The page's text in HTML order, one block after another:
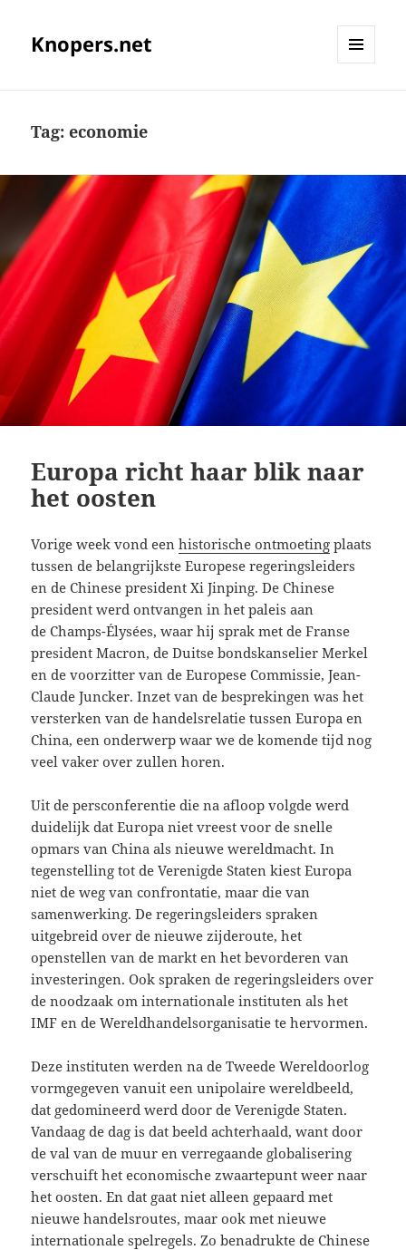
Knopers.net
Tag:economie
Europa richt haar blik naar
het oosten
Vorige week vond eenhistorische ontmoeting plaats
tussen de belangrijkste Europese regeringsleiders
en de Chinese president Xi Jinping. De Chinese
president werd ontvangen in het paleis aan
de Champs-Élysées, waar hij sprak met de Franse
president Macron, de Duitse bondskanselier Merkel
en de voorzitter van de Europese Commissie, Jean-
Claude Juncker. Inzet van de besprekingen was het
versterken van de handelsrelatie tussen Europa en
China, een onderwerp waar we de komende tijd nog
veel vaker over zullen horen.
Uit de persconferentie die na afloop volgde werd
duidelijk dat Europa niet vreest voor de snelle
opmars van China als nieuwe wereldmacht. In
tegenstelling tot de Verenigde Staten kiest Europa
niet de weg van confrontatie, maar die van
samenwerking. De regeringsleiders spraken
uitgebreid over de nieuwe zijderoute, het
openstellen van de markt en het bevorderen van
investeringen. Ook spraken de regeringsleiders over
de noodzaak om internationale instituten als het
IMF en de Wereldhandelsorganisatie te hervormen.
Deze instituten werden na de Tweede Wereldoorlog
vormgegeven vanuit een unipolaire wereldbeeld,
dat gedomineerd werd door de Verenigde Staten.
Vandaag de dag is dat beeld achterhaald, want door
de val van de muur en verregaande globalisering
verschuift het economische zwaartepunt weer naar
het oosten. En dat gaat niet alleen gepaard met
nieuwe handelsroutes, maar ook met nieuwe
internationale spelregels. Zo benadrukte de Chinese